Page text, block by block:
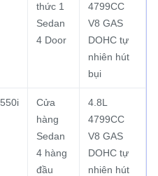
thức 1
Sedan
4 Door
4799CC
V8 GAS
DOHC tự
nhiên hút
bụi
550i
Cửa
hàng
Sedan
4 hàng
đầu
4.8L
4799CC
V8 GAS
DOHC tự
nhiên hút